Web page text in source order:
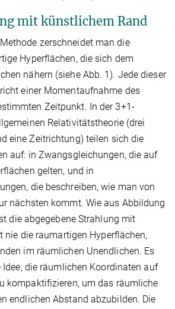
mit künstlichem Rand
zerschneidet man die
Hyperflächen, die sich dem
nähern (siehe Abb. 1). Jede dieser
einer Momentaufnahme des
Zeitpunkt. In der 3+1-
Relativitätstheorie (drei
eine Zeitrichtung) teilen sich die
auf: in Zwangsgleichungen, die auf
gelten, und in
die beschreiben, wie man von
nächsten kommt. Wie aus Abbildung
die abgegebene Strahlung mit
nie die raumartigen Hyperflächen,
im räumlichen Unendlichen. Es
die räumlichen Koordinaten auf
kompaktifizieren, um das räumliche
endlichen Abstand abzubilden. Die